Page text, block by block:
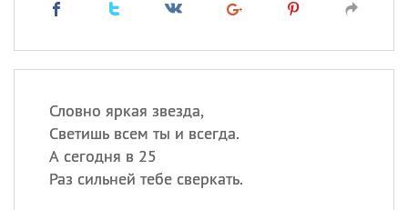
Словно яркая звезда,
Светишь всем ты и всегда.
А сегодня в 25
Раз сильней тебе сверкать.